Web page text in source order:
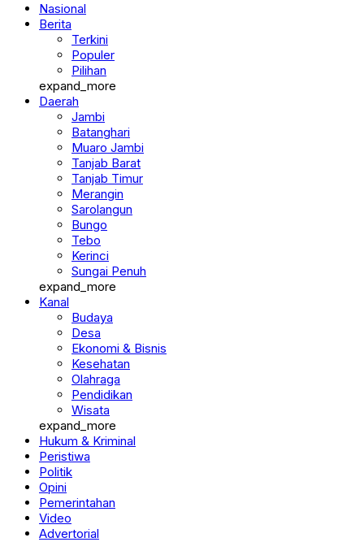
Nasional
Berita
Terkini
Populer
Pilihan
expand_more
Daerah
Jambi
Batanghari
Muaro Jambi
Tanjab Barat
Tanjab Timur
Merangin
Sarolangun
Bungo
Tebo
Kerinci
Sungai Penuh
expand_more
Kanal
Budaya
Desa
Ekonomi & Bisnis
Kesehatan
Olahraga
Pendidikan
Wisata
expand_more
Hukum & Kriminal
Peristiwa
Politik
Opini
Pemerintahan
Video
Advertorial